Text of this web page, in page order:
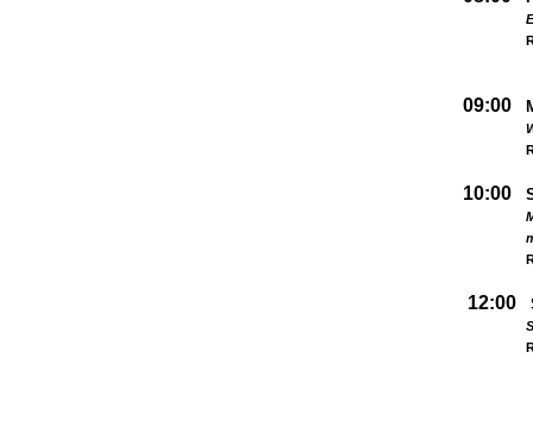
09:00
10:00
12:00